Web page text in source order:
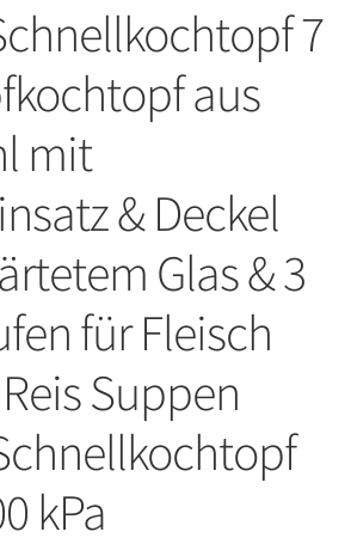
7
aus
mit
& Deckel
Glas & 3
für Fleisch
Suppen
kPa